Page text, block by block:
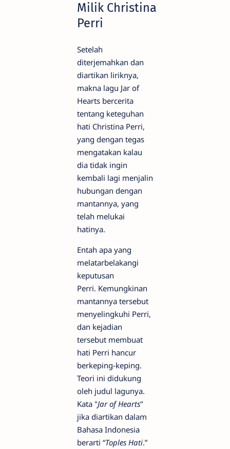
Milik Christina
Perri
Setelah
diterjemahkan dan
diartikan liriknya,
makna lagu Jar of
Hearts bercerita
tentang keteguhan
hati Christina Perri,
yang dengan tegas
mengatakan kalau
dia tidak ingin
kembali lagi menjalin
hubungan dengan
mantannya, yang
telah melukai
hatinya.
Entah apa yang
melatarbelakangi
keputusan
Perri. Kemungkinan
mantannya tersebut
menyelingkuhi Perri,
dan kejadian
tersebut membuat
hati Perri hancur
berkeping-keping.
Teori ini didukung
oleh judul lagunya.
Kata "Jar of Hearts"
jika diartikan dalam
Bahasa Indonesia
berarti “Toples Hati.”